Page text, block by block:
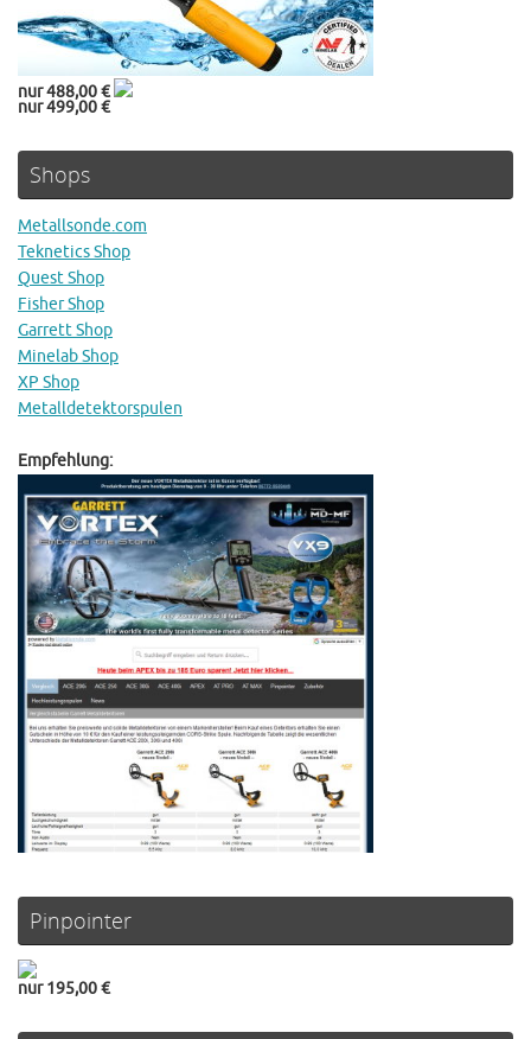
nur 488,00 €
nur 499,00 €
Shops
Metallsonde.com
Teknetics Shop
Quest Shop
Fisher Shop
Garrett Shop
Minelab Shop
XP Shop
Metalldetektorspulen
Empfehlung:
Pinpointer
nur 195,00 €